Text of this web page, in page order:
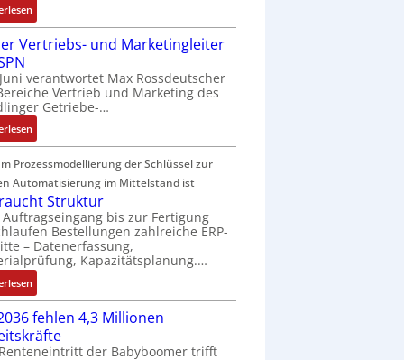
e
r
u
g
n
A
G
u
n
d
R
o
b
o
t
i
k
o
e
p
a
n
d
e
r
t
s
i
g
a
n
g
M
a
s
c
h
n
e
n
-
:
D
a
s
a
u
l
t
S
y
s
t
è
m
e
s
:
Q
2
-
Vertriebs- und Marketingleiter
verantwortet Max Rossdeutscher
Vertrieb und Marketing des
Getriebe-…
:
N
e
u
e
r
V
e
r
t
r
i
e
b
Prozessmodellierung der Schlüssel zur
Automatisierung im Mittelstand ist
Struktur
Auftragseingang bis zur Fertigung
Bestellungen zahlreiche ERP-
– Datenerfassung,
Kapazitätsplanung.…
:
K
I
b
r
fehlen 4,3 Millionen
der Babyboomer trifft